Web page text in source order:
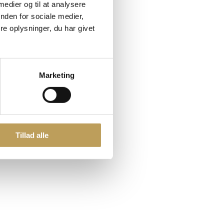
og til at analysere
for sociale medier,
oplysninger, du har givet
Marketing
Tillad alle